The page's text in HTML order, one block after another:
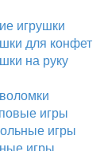
игрушки
для конфет
на руку
игры
игры